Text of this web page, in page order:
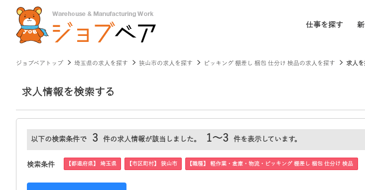
仕事を探す
ジョブベアトップ 埼玉県の求人を探す 狭山市の求人を探す ピッキング 棚差し 梱包 仕分け 検品の求人を探す 求人
求人情報を検索する
以下の検索条件で 3 件の求人情報が該当しました。 1～3 件を表示しています。
検索条件 【都道府県】 埼玉県 【市区町村】 狭山市 【職種】 軽作業・倉庫・物流・ピッキング 棚差し 梱包 仕分け 検品